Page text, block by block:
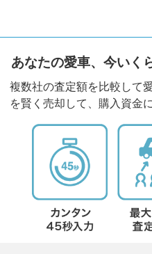
あなたの愛車、今いく
複数社の査定額を比較して
を賢く売却して、購入資金